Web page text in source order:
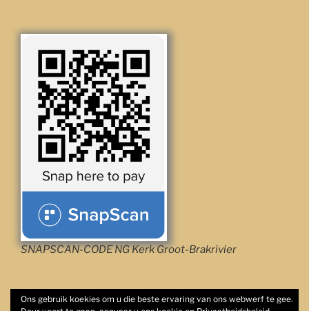
SNAPSCAN-CODE NG Kerk Groot-Brakrivier
Ons gebruik koekies om u die beste ervaring van ons webwerf te gee.